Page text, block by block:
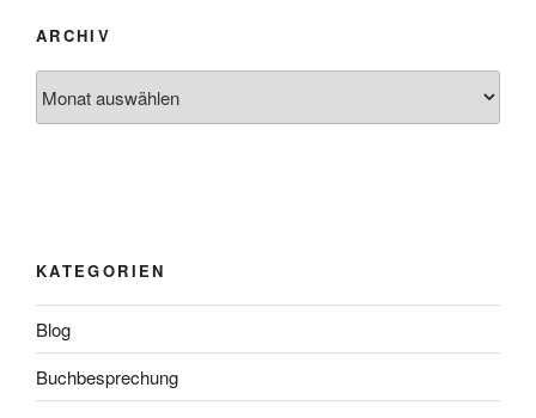
ARCHIV
KATEGORIEN
Blog
Buchbesprechung